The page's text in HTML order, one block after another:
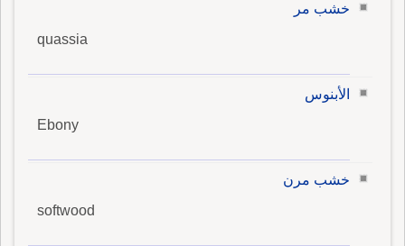
خشب مر
quassia
الأبنوس
Ebony
خشب مرن
softwood